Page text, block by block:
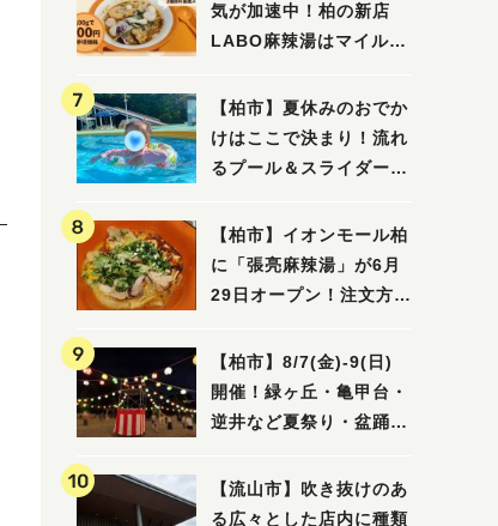
気が加速中！柏の新店
LABO麻辣湯はマイルド
【柏市】夏休みのおでか
けはここで決まり！流れ
るプール＆スライダーに
ル」を親子で満喫してき
ました！
【柏市】イオンモール柏
に「張亮麻辣湯」が6月
29日オープン！注文方法
ビュー
【柏市】8/7(金)‐9(日)
開催！緑ヶ丘・亀甲台・
逆井など夏祭り・盆踊り
【流山市】吹き抜けのあ
る広々とした店内に種類